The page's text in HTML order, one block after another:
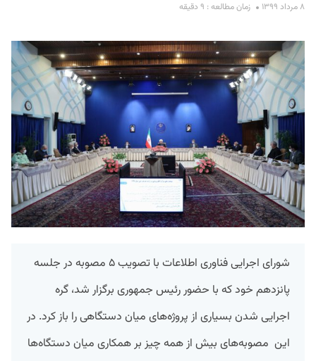
۸ مرداد ۱۳۹۹ زمان مطالعه : ۹ دقیقه
شورای اجرایی فناوری اطلاعات با تصویب ۵ مصوبه در جلسه
پانزدهم خود که با حضور رئیس جمهوری برگزار شد، گره
اجرایی شدن بسیاری از پروژه‌های میان دستگاهی را باز کرد. در
این مصوبه‌های بیش از همه چیز بر همکاری میان دستگاه‌ها